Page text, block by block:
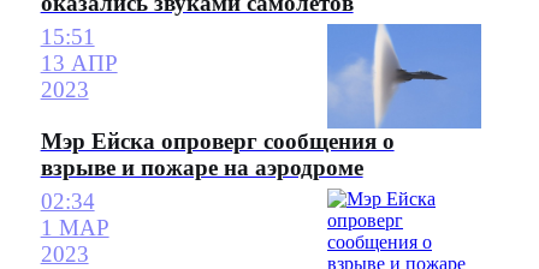
15:51
13 АПР
2023
Мэр Ейска опроверг сообщения о
взрыве и пожаре на аэродроме
02:34
1 МАР
2023